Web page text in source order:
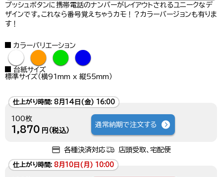
プッシュボタンに携帯電話のナンバーがレイアウトされるユニークなデ
ザインです。これなら番号覚えちゃうカモ！？カラーバージョンも有りま
す！
カラーバリエーション
● ● ● ●
台紙サイズ
標準サイズ（横91mm x 縦55mm）
仕上がり時間: 8月14日(金) 16:00
100枚
1,870 円（税込）
通常納期で注文する
各種決済対応 店頭受取、宅配便
仕上がり時間: 8月10日(月) 10:00